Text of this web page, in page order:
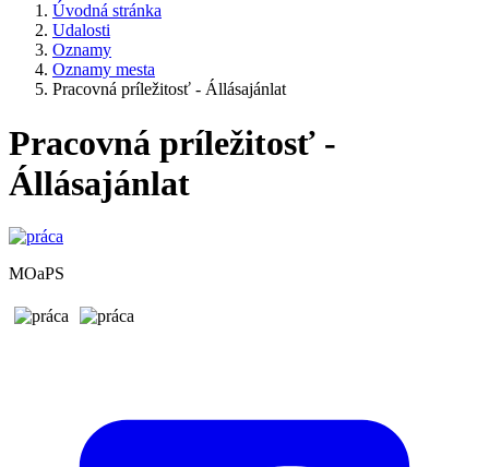
Úvodná stránka
Udalosti
Oznamy
Oznamy mesta
Pracovná príležitosť - Állásajánlat
Pracovná príležitosť -
Állásajánlat
MOaPS